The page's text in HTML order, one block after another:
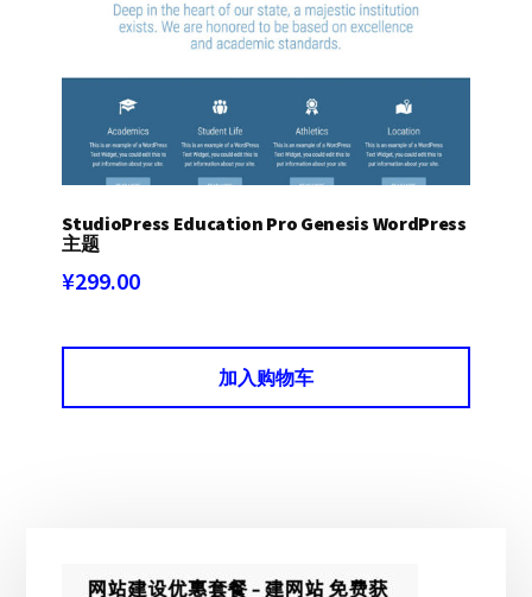
StudioPress Education Pro Genesis WordPress
主题
¥299.00
加入购物车